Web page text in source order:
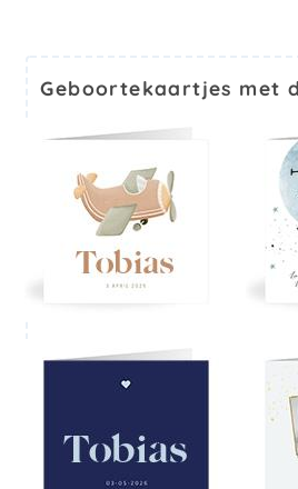
Geboortekaartjes met